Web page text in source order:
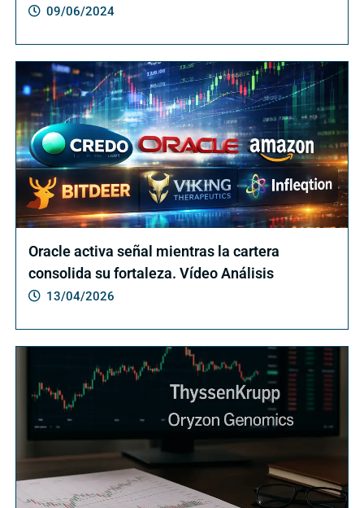
09/06/2024
Oracle activa señal mientras la cartera
consolida su fortaleza. Vídeo Análisis
13/04/2026